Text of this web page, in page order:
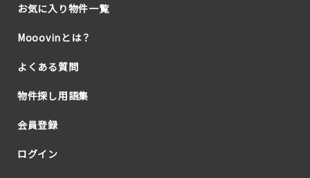
お気に入り物件一覧
Mooovinとは？
よくある質問
物件探し用語集
会員登録
ログイン